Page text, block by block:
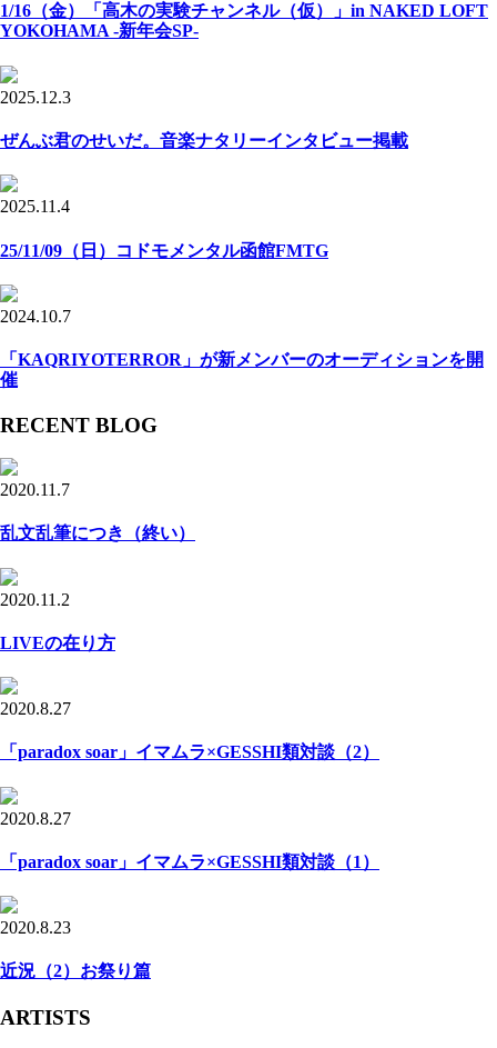
1/16（金）「高木の実験チャンネル（仮）」in NAKED LOFT
YOKOHAMA -新年会SP-
2025.12.3
ぜんぶ君のせいだ。音楽ナタリーインタビュー掲載
2025.11.4
25/11/09（日）コドモメンタル函館FMTG
2024.10.7
「KAQRIYOTERROR」が新メンバーのオーディションを開
催
RECENT BLOG
2020.11.7
乱文乱筆につき（終い）
2020.11.2
LIVEの在り方
2020.8.27
「paradox soar」イマムラ×GESSHI類対談（2）
2020.8.27
「paradox soar」イマムラ×GESSHI類対談（1）
2020.8.23
近況（2）お祭り篇
ARTISTS